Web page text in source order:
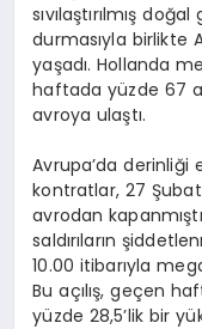
sıvılaştırılmış
durmasıyla birlikte
yaşadı. Hollanda
haftada yüzde 67
avroya ulaştı.
Avrupa’da derinliği
kontratlar, 27
avrodan
saldırıların
10.00 itibarıyla
Bu açılış, geçen
yüzde 28,5’lik bir